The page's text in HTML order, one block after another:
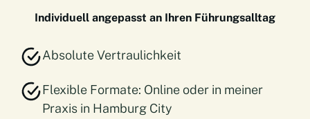
Individuell angepasst an Ihren Führungsalltag
Absolute Vertraulichkeit
Flexible Formate: Online oder in meiner
Praxis in Hamburg City